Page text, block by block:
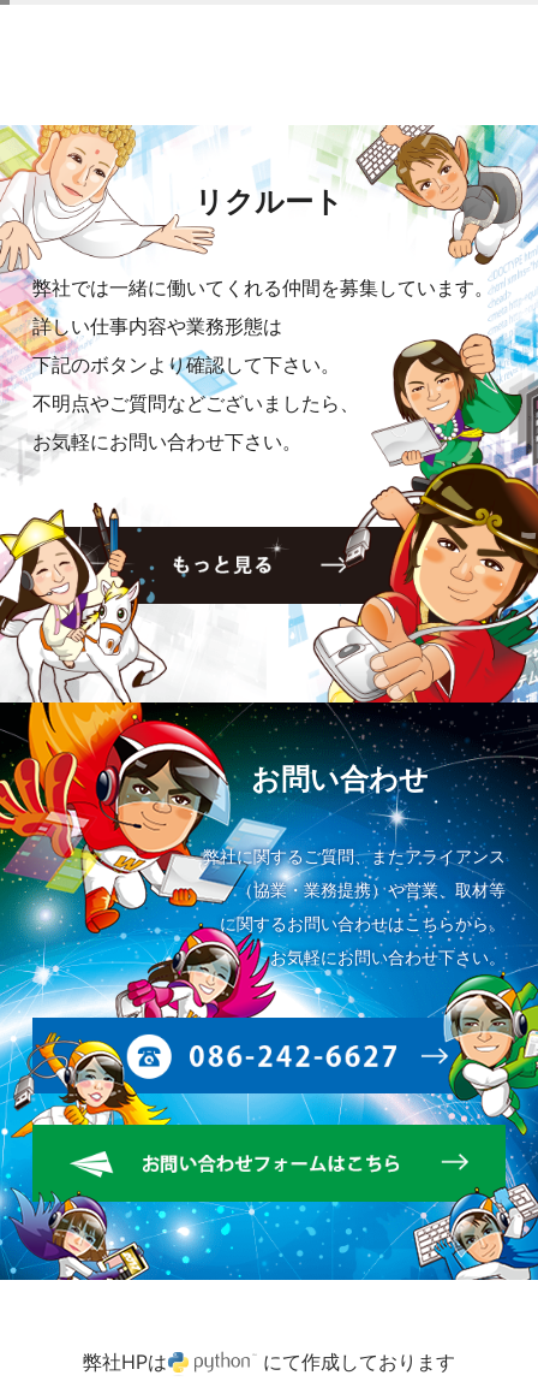
リクルート
弊社では一緒に働いてくれる仲間を募集しています。
詳しい仕事内容や業務形態は
下記のボタンより確認して下さい。
不明点やご質問などございましたら、
お気軽にお問い合わせ下さい。
お問い合わせ
弊社に関するご質問、またアライアンス
（協業・業務提携）や営業、取材等
に関するお問い合わせはこちらから。
お気軽にお問い合わせ下さい。
弊社HPは にて作成しております